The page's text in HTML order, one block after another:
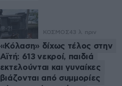
ΚΟΣΜΟΣ43 λ. πριν
«Κόλαση» δίχως τέλος στην
Αϊτή: 613 νεκροί, παιδιά
εκτελούνται και γυναίκες
βιάζονται από συμμορίες